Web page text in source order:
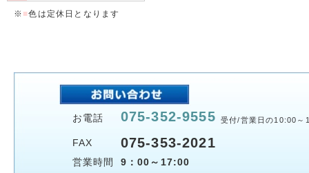
※ ■色は定休日となります
お電話 075-352-9555 受付/営業日の10:00～
FAX 075-353-2021
営業時間
9：00～17:00